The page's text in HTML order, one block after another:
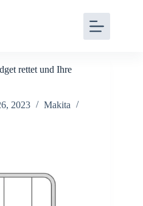
rettet und Ihre
2023
Makita